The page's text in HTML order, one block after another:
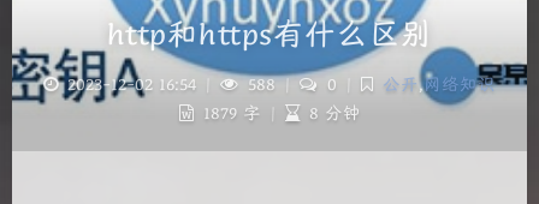
http和https有什么区别
2023-12-02 16:54 588 | 0 公开,网络知识
1879 字
8 分钟